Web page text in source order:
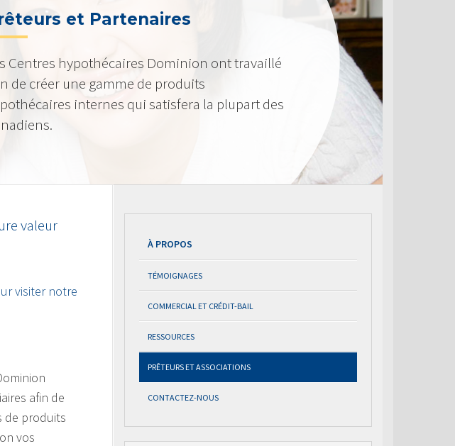
et Partenaires
Centres hypothécaires Dominion ont travaillé
de créer une gamme de produits
internes qui satisfera la plupart des
valeur
visiter notre
afin de
de produits
vos
À PROPOS
TÉMOIGNAGES
COMMERCIAL ET CRÉDIT-BAIL
RESSOURCES
PRÊTEURS ET ASSOCIATIONS
CONTACTEZ-NOUS